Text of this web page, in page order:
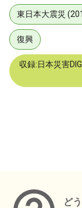
東日本大震災
復興
収録:日本災害
ど